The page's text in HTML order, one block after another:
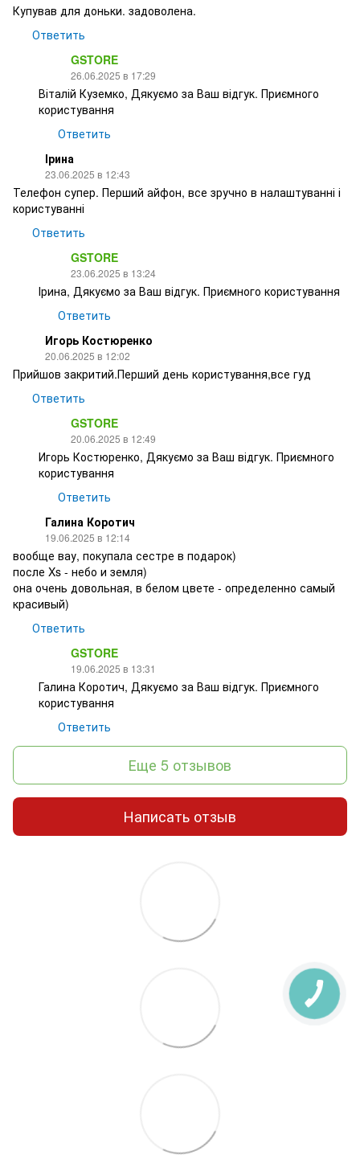
Купував для доньки. задоволена.
Ответить
GSTORE
26.06.2025 в 17:29
Віталій Куземко, Дякуємо за Ваш відгук. Приємного
користування
Ответить
Ірина
23.06.2025 в 12:43
Телефон супер. Перший айфон, все зручно в налаштуванні і
користуванні
Ответить
GSTORE
23.06.2025 в 13:24
Ірина, Дякуємо за Ваш відгук. Приємного користування
Ответить
Игорь Костюренко
20.06.2025 в 12:02
Прийшов закритий.Перший день користування,все гуд
Ответить
GSTORE
20.06.2025 в 12:49
Игорь Костюренко, Дякуємо за Ваш відгук. Приємного
користування
Ответить
Галина Коротич
19.06.2025 в 12:14
вообще вау, покупала сестре в подарок)
после Xs - небо и земля)
она очень довольная, в белом цвете - определенно самый
красивый)
Ответить
GSTORE
19.06.2025 в 13:31
Галина Коротич, Дякуємо за Ваш відгук. Приємного
користування
Ответить
Еще 5 отзывов
Написать отзыв